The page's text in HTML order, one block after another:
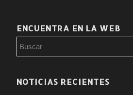
ENCUENTRA EN LA WEB
NOTICIAS RECIENTES